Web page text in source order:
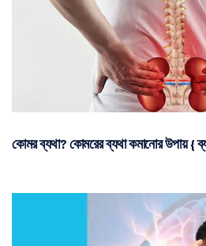
কোমর ব্যথা? কোমরের ব্যথা কমানোর উপায় {